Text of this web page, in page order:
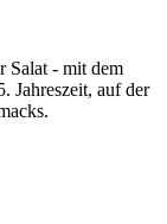
Salat - mit dem
Jahreszeit, auf der